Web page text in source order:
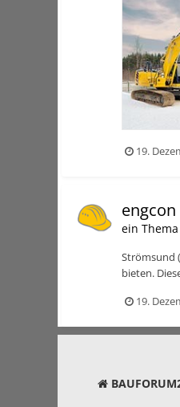
19.
ein
Strömsund
bieten.
19.